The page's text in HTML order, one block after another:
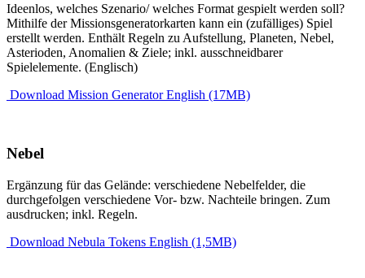
Ideenlos, welches Szenario/ welches Format gespielt werden soll?
Mithilfe der Missionsgeneratorkarten kann ein (zufälliges) Spiel
erstellt werden. Enthält Regeln zu Aufstellung, Planeten, Nebel,
Asterioden, Anomalien & Ziele; inkl. ausschneidbarer
Spielelemente. (Englisch)
Download Mission Generator English (17MB)
Nebel
Ergänzung für das Gelände: verschiedene Nebelfelder, die
durchgefolgen verschiedene Vor- bzw. Nachteile bringen. Zum
ausdrucken; inkl. Regeln.
Download Nebula Tokens English (1,5MB)